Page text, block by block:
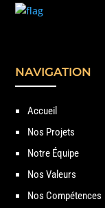
NAVIGATION
Accueil
Nos Projets
Notre Équipe
Nos Valeurs
Nos Compétences